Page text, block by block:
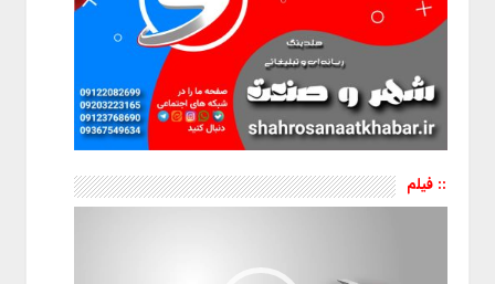
:: فیلم
نمایشگر